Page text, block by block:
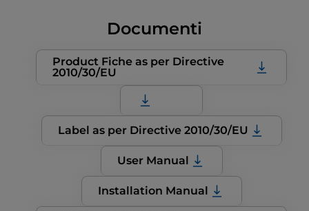
Documenti
Product Fiche as per Directive
2010/30/EU
Label as per Directive 2010/30/EU
User Manual
Installation Manual